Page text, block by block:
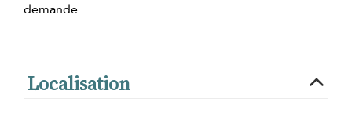
demande.
Localisation